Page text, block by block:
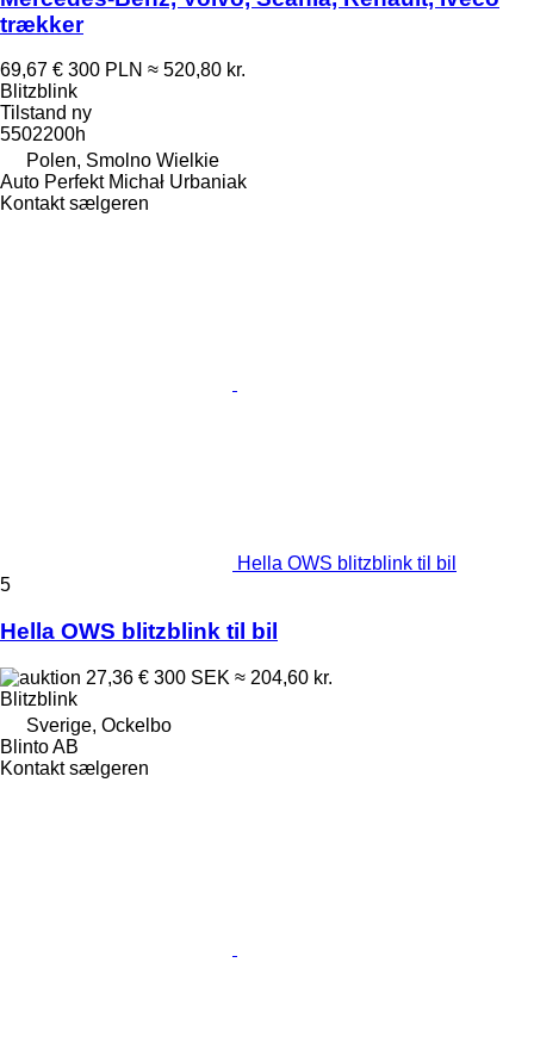
trækker
69,67 € 300 PLN ≈ 520,80 kr.
Blitzblink
Tilstand ny
5502200h
Polen, Smolno Wielkie
Auto Perfekt Michał Urbaniak
Kontakt sælgeren
Hella OWS blitzblink til bil
5
Hella OWS blitzblink til bil
27,36 € 300 SEK ≈ 204,60 kr.
Blitzblink
Sverige, Ockelbo
Blinto AB
Kontakt sælgeren